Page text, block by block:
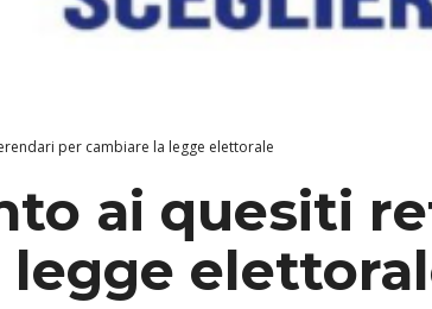
per cambiare la legge elettorale
ai quesiti
legge